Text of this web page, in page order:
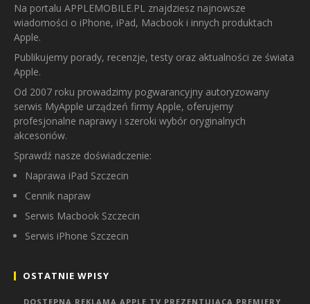
Na portalu APPLEMOBILE.PL znajdziesz najnowsze
wiadomości o iPhone, iPad, Macbook i innych produktach
Apple.
Publikujemy porady, recenzje, testy oraz aktualności ze świata
Apple.
Od 2007 roku prowadzimy pogwarancyjny autoryzowany
serwis MyApple urządzeń firmy Apple, oferujemy
profesjonalne naprawy i szeroki wybór oryginalnych
akcesoriów.
Sprawdź nasze doświadczenie:
Naprawa iPad Szczecin
Cennik napraw
Serwis Macbook Szczecin
Serwis iPhone Szczecin
OSTATNIE WPISY
DOSTĘPNA REKLAMA APPLE TV PREZENTUJĄCA PREMIERY